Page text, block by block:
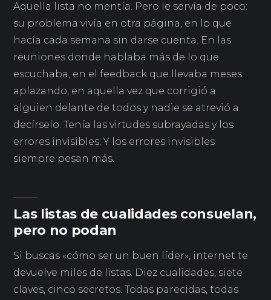
Aquella lista no mentía. Pero le servía de poco:
su problema vivía en otra página, en lo que
hacía cada semana sin darse cuenta. En las
reuniones donde hablaba más de lo que
escuchaba, en el feedback que llevaba meses
aplazando, en aquella vez que corrigió a
alguien delante de todos y nadie se atrevió a
decírselo. Tenía las virtudes subrayadas y los
errores invisibles. Y los errores invisibles
siempre pesan más.
Las listas de cualidades consuelan,
pero no podan
Si buscas «cómo ser un buen líder», internet te
devuelve miles de listas. Diez cualidades, siete
claves, cinco secretos. Todas parecidas, todas